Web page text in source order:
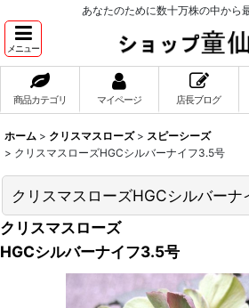
あなたのために数十万株の中から
メニュー
商品カテゴリ マイページ 店長ブログ
ホーム > クリスマスローズ > スピーシーズ
> クリスマスローズHGCシルバーナイフ3.5号
クリスマスローズHGCシルバー
クリスマスローズ
HGCシルバーナイフ3.5号